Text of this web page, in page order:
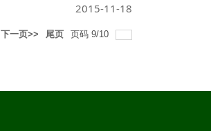
2015-11-18
下一页>> 尾页 页码 9/10